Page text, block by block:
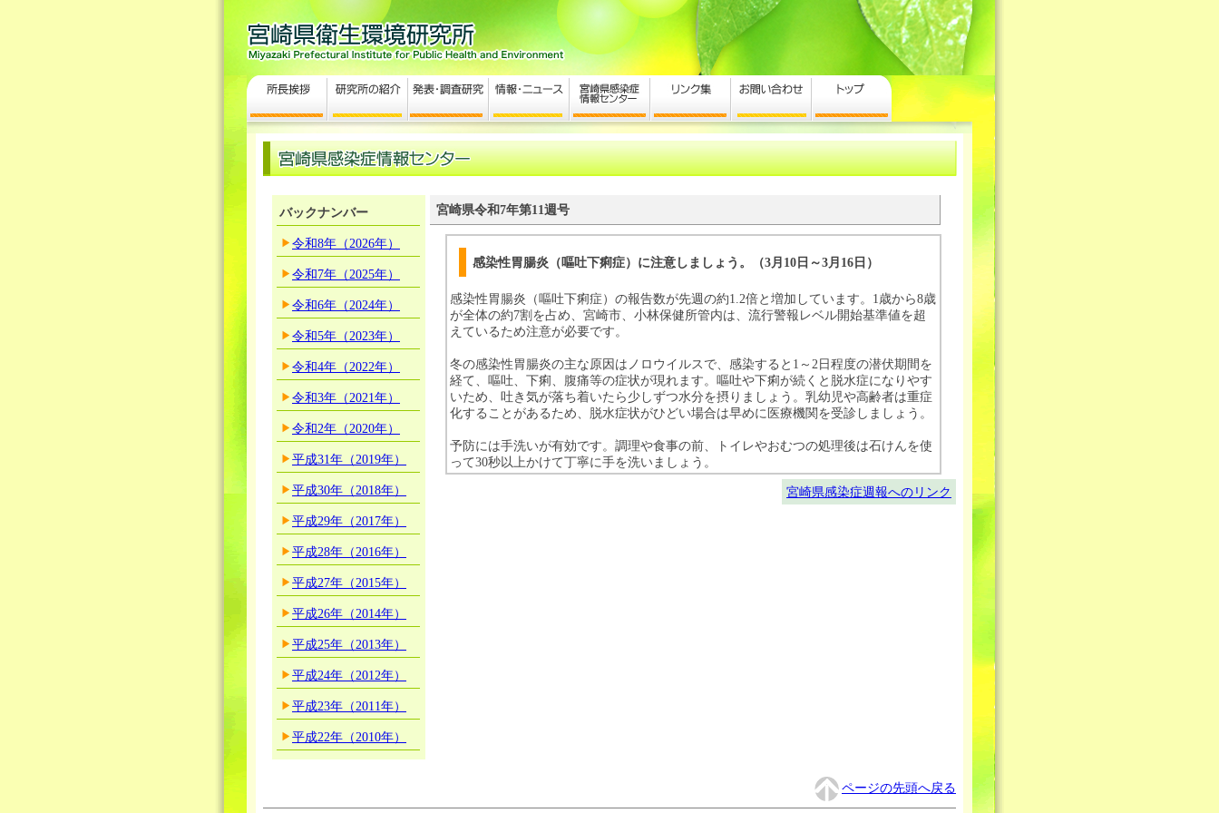
バックナンバー
令和8年（2026年）
令和7年（2025年）
令和6年（2024年）
令和5年（2023年）
令和4年（2022年）
令和3年（2021年）
令和2年（2020年）
平成31年（2019年）
平成30年（2018年）
平成29年（2017年）
平成28年（2016年）
平成27年（2015年）
平成26年（2014年）
平成25年（2013年）
平成24年（2012年）
平成23年（2011年）
平成22年（2010年）
宮崎県令和7年第11週号
感染性胃腸炎（嘔吐下痢症）に注意しましょう。（3月10日～3月16日）
感染性胃腸炎（嘔吐下痢症）の報告数が先週の約1.2倍と増加しています。1歳から8歳
が全体の約7割を占め、宮崎市、小林保健所管内は、流行警報レベル開始基準値を超
えているため注意が必要です。
冬の感染性胃腸炎の主な原因はノロウイルスで、感染すると1～2日程度の潜伏期間を
経て、嘔吐、下痢、腹痛等の症状が現れます。嘔吐や下痢が続くと脱水症になりやす
いため、吐き気が落ち着いたら少しずつ水分を摂りましょう。乳幼児や高齢者は重症
化することがあるため、脱水症状がひどい場合は早めに医療機関を受診しましょう。
予防には手洗いが有効です。調理や食事の前、トイレやおむつの処理後は石けんを使
って30秒以上かけて丁寧に手を洗いましょう。
宮崎県感染症週報へのリンク
ページの先頭へ戻る